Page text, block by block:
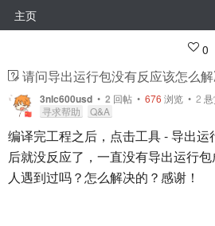
主页
0
请问导出运行包没有反应该怎么解
3nlc600usd • 2 回帖 • 676 浏览 • 2
寻求帮助
Q&A
编译完工程之后，点击工具 - 导出
后就没反应了，一直没有导出运行
人遇到过吗？怎么解决的？感谢！